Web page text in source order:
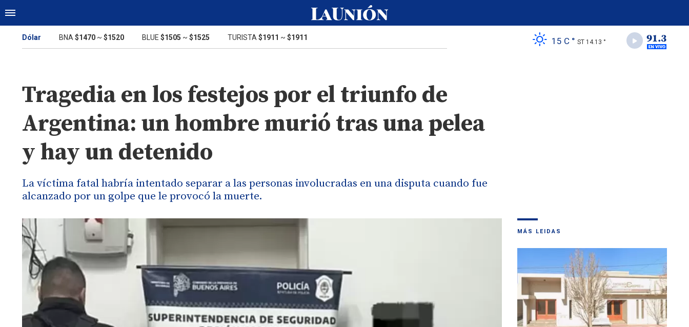
Dólar BNA $1470 ~ $1520 BLUE $1505 ~ $1525 TURISTA $1911 ~ $1911 15 C ° ST 14.13 °
Tragedia en los festejos por el triunfo de
Argentina: un hombre murió tras una pelea
y hay un detenido
La víctima fatal habría intentado separar a las personas involucradas en una disputa cuando fue
alcanzado por un golpe que le provocó la muerte.
MÁS LEIDAS